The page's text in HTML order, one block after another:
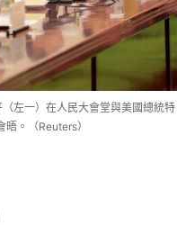
左一）在人民大會堂與美國總統特
。（Reuters）